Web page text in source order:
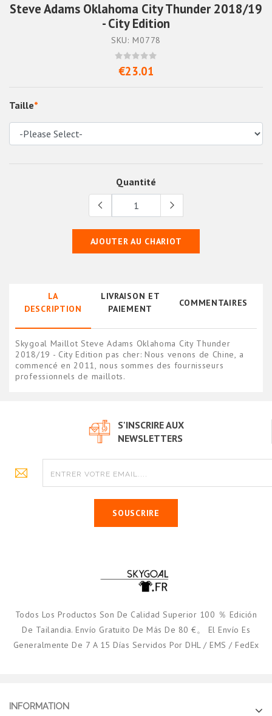
Steve Adams Oklahoma City Thunder 2018/19
- City Edition
SKU: M0778
€23.01
Taille*
Quantité
AJOUTER AU CHARIOT
LA
DESCRIPTION
LIVRAISON ET
PAIEMENT
COMMENTAIRES
Skygoal Maillot Steve Adams Oklahoma City Thunder
2018/19 - City Edition pas cher: Nous venons de Chine, a
commencé en 2011, nous sommes des fournisseurs
professionnels de maillots.
S'INSCRIRE AUX
NEWSLETTERS
SOUSCRIRE
Todos Los Productos Son De Calidad Superior 100 ％ Edición
De Tailandia. Envío Gratuito De Más De 80 €。 El Envío Es
Generalmente De 7 A 15 Días Servidos Por DHL / EMS / FedEx
INFORMATION